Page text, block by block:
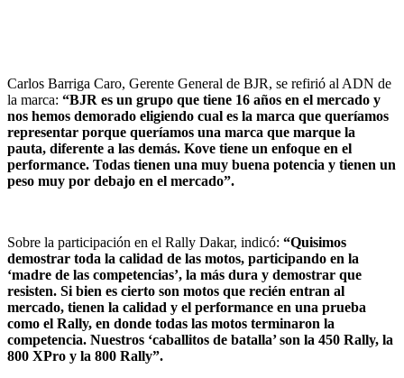
Carlos Barriga Caro, Gerente General de BJR, se refirió al ADN de
la marca: “BJR es un grupo que tiene 16 años en el mercado y
nos hemos demorado eligiendo cual es la marca que queríamos
representar porque queríamos una marca que marque la
pauta, diferente a las demás. Kove tiene un enfoque en el
performance. Todas tienen una muy buena potencia y tienen un
peso muy por debajo en el mercado”.
Sobre la participación en el Rally Dakar, indicó: “Quisimos
demostrar toda la calidad de las motos, participando en la
‘madre de las competencias’, la más dura y demostrar que
resisten. Si bien es cierto son motos que recién entran al
mercado, tienen la calidad y el performance en una prueba
como el Rally, en donde todas las motos terminaron la
competencia. Nuestros ‘caballitos de batalla’ son la 450 Rally, la
800 XPro y la 800 Rally”.